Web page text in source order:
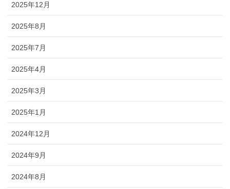
2025年12月
2025年8月
2025年7月
2025年4月
2025年3月
2025年1月
2024年12月
2024年9月
2024年8月